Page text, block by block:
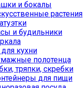
и бокалы
растения
и будильники
кухни
полотенца
тряпки, скребки
для пищи